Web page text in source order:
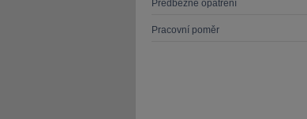
Předběžné opatření
Pracovní poměr